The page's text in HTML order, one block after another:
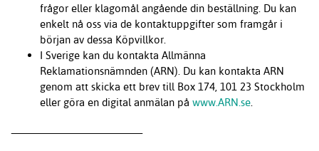
frågor eller klagomål angående din beställning. Du kan
enkelt nå oss via de kontaktuppgifter som framgår i
början av dessa Köpvillkor.
I Sverige kan du kontakta Allmänna
Reklamationsnämnden (ARN). Du kan kontakta ARN
genom att skicka ett brev till Box 174, 101 23 Stockholm
eller göra en digital anmälan på www.ARN.se.